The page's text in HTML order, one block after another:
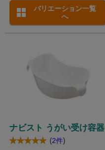
バリエーション一覧
へ
ナビスト うがい受け容器
(2件)